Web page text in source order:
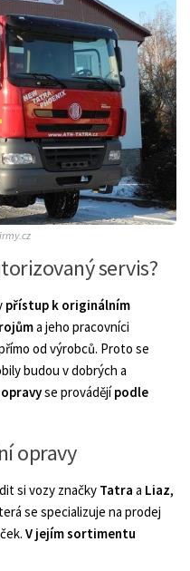
servis?
přístup k originálním
a jeho pracovníci
od výrobců. Proto se
budou v dobrých a
opravyse provádějípodle
opravy
si vozy značky Tatra a Liaz,
se specializuje na prodej
V jejím sortimentu